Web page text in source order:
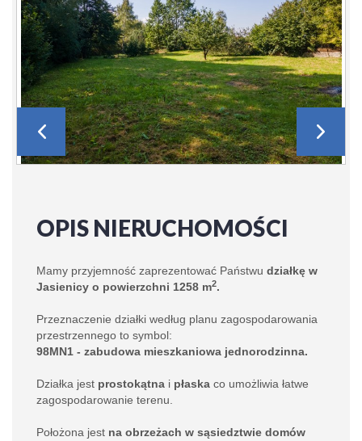
OPIS NIERUCHOMOŚCI
Mamy przyjemność zaprezentować Państwu działkę w
Jasienicy o powierzchni 1258 m2.
Przeznaczenie działki według planu zagospodarowania
przestrzennego to symbol:
98MN1 - zabudowa mieszkaniowa jednorodzinna.
Działka jest prostokątna i płaska co umożliwia łatwe
zagospodarowanie terenu.
Położona jest na obrzeżach w sąsiedztwie domów